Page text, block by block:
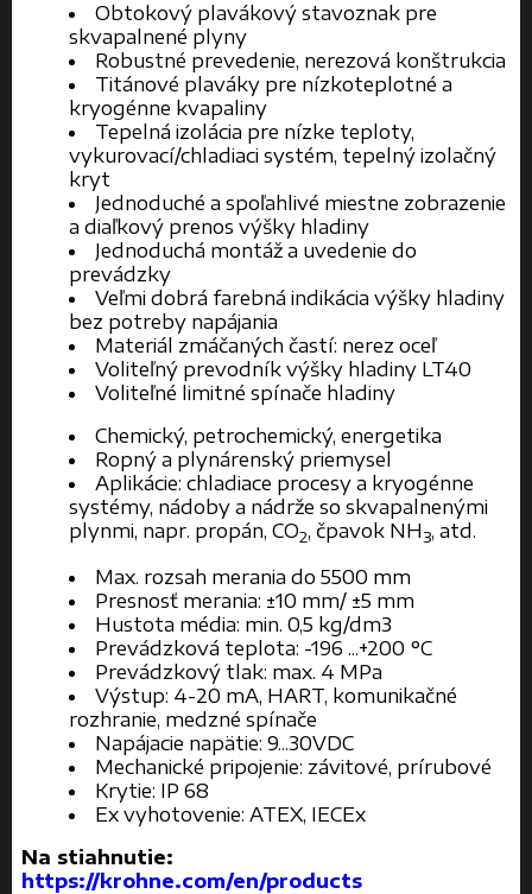
Obtokový plavákový stavoznak pre
skvapalnené plyny
Robustné prevedenie, nerezová konštrukcia
Titánové plaváky pre nízkoteplotné a
kryogénne kvapaliny
Tepelná izolácia pre nízke teploty,
vykurovací/chladiaci systém, tepelný izolačný
kryt
Jednoduché a spoľahlivé miestne zobrazenie
a diaľkový prenos výšky hladiny
Jednoduchá montáž a uvedenie do
prevádzky
Veľmi dobrá farebná indikácia výšky hladiny
bez potreby napájania
Materiál zmáčaných častí: nerez oceľ
Voliteľný prevodník výšky hladiny LT40
Voliteľné limitné spínače hladiny
Chemický, petrochemický, energetika
Ropný a plynárenský priemysel
Aplikácie: chladiace procesy a kryogénne
systémy, nádoby a nádrže so skvapalnenými
plynmi, napr. propán, CO2, čpavok NH3, atd.
Max. rozsah merania do 5500 mm
Presnosť merania: ±10 mm/ ±5 mm
Hustota média: min. 0,5 kg/dm3
Prevádzková teplota: -196 ...+200 °C
Prevádzkový tlak: max. 4 MPa
Výstup: 4-20 mA, HART, komunikačné
rozhranie, medzné spínače
Napájacie napätie: 9...30VDC
Mechanické pripojenie: závitové, prírubové
Krytie: IP 68
Ex vyhotovenie: ATEX, IECEx
Na stiahnutie:
https://krohne.com/en/products